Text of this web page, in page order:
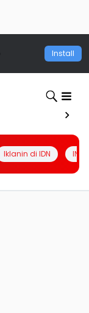
Install
Iklanin di IDN